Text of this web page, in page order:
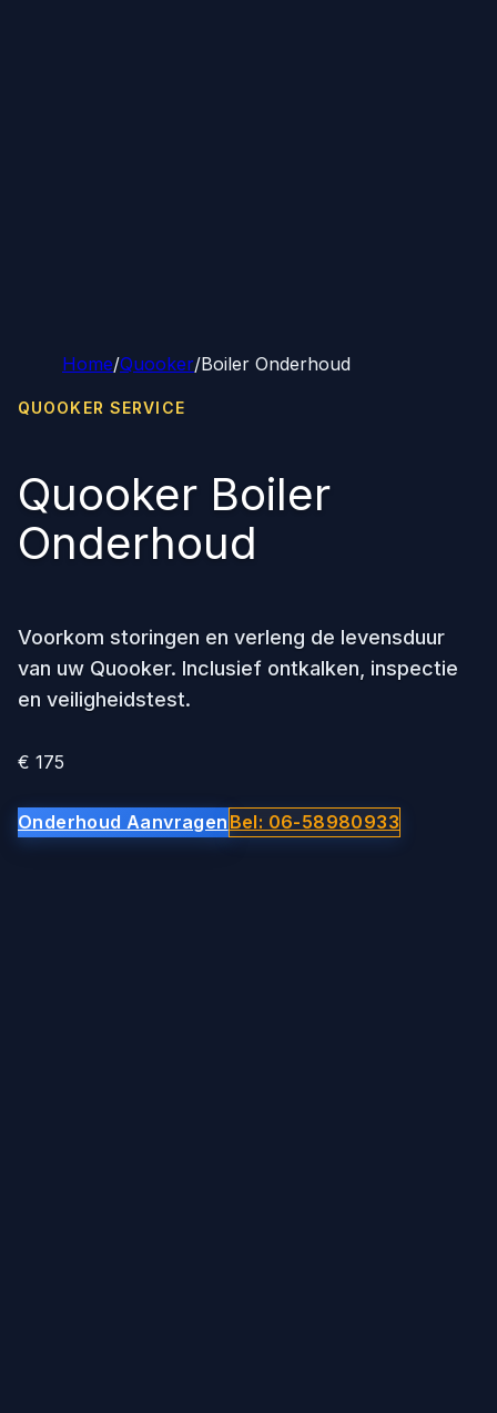
Home/Quooker/Boiler Onderhoud
QUOOKER SERVICE
Quooker Boiler
Onderhoud
Voorkom storingen en verleng de levensduur
van uw Quooker. Inclusief ontkalken, inspectie
en veiligheidstest.
€ 175
Onderhoud Aanvragen Bel: 06-58980933